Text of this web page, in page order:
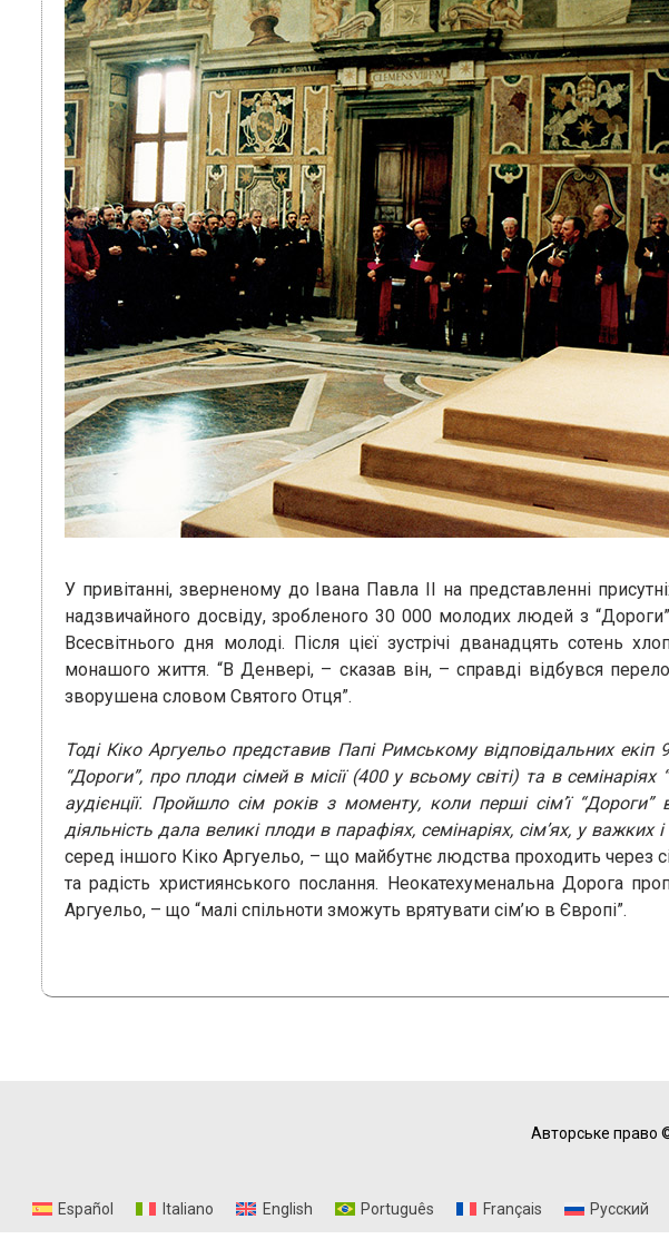
У привітанні, зверненому до Івана Павла ІІ на представленні
надзвичайного досвіду, зробленого 30 000 молодих людей з
Всесвітнього дня молоді. Після цієї зустрічі дванадцять сотень
монашого життя. “В Денвері, – сказав він, – справді відбувся
зворушена словом Святого Отця”.
Тоді Кіко Аргуельо представив Папі Римському відповідальних екіп
“Дороги”, про плоди сімей в місії (400 у всьому світі) та в
аудієнції. Пройшло сім років з моменту, коли перші сім’ї
діяльність дала великі плоди в парафіях, семінаріях, сім’ях, у
серед іншого Кіко Аргуельо, – що майбутнє людства проходить через
та радість християнського послання. Неокатехуменальна Дорога
Аргуельо, – що “малі спільноти зможуть врятувати сім’ю в Європі”.
Авторське право
Español Italiano English Português Français Русский